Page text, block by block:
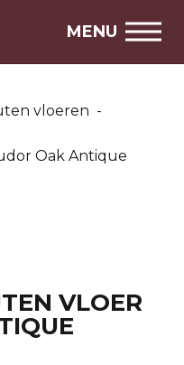
MENU
vloeren -
Oak Antique
VLOER